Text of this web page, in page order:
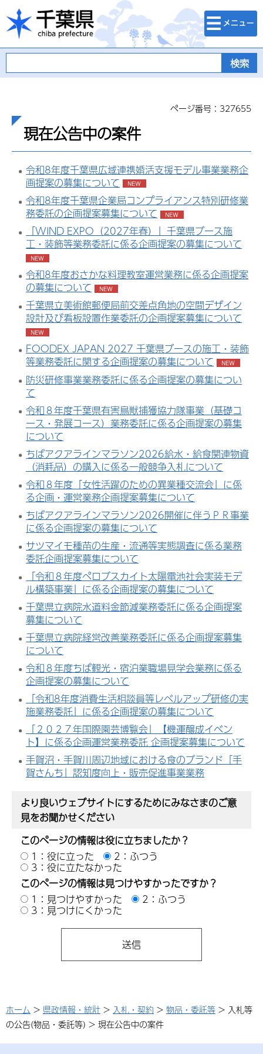
千葉県
検索・メニュ
ー
ページ番号：327655
現在公告中の案件
令和8年度千葉県広域連携婚活支援モデル事業業務企
画提案の募集について
令和8年度千葉県企業局コンプライアンス特別研修業
務委託の企画提案募集について
「WIND EXPO（2027年春）」千葉県ブース施
工・装飾等業務委託に係る企画提案の募集について
令和8年度おさかな料理教室運営業務に係る企画提案
の募集について
千葉県立美術館郵便局前交差点角地の空間デザイン
設計及び看板設置作業委託の企画提案募集について
FOODEX JAPAN 2027 千葉県ブースの施工・装飾
等業務委託に関する企画提案の募集について
防災研修事業業務委託に係る企画提案の募集につい
て
令和８年度千葉県有害鳥獣捕獲協力隊事業（基礎コ
ース・発展コース）業務委託に係る企画提案の募集
について
ちばアクアラインマラソン2026給水・給食関連物資
（消耗品）の購入に係る一般競争入札について
令和８年度「女性活躍のための異業種交流会」に係
る企画・運営業務企画提案募集について
ちばアクアラインマラソン2026開催に伴うＰＲ事業
に係る企画提案の募集について
サツマイモ種苗の生産・流通等実態調査に係る業務
委託企画提案募集について
「令和８年度ペロブスカイト太陽電池社会実装モデ
ル構築事業」に係る企画提案の募集について
千葉県立病院水道料金節減業務委託に係る企画提案
募集について
千葉県立病院経営改善業務委託に係る企画提案募集
について
令和８年度ちば観光・宿泊業職場見学会業務に係る
企画提案の募集について
「令和8年度消費生活相談員等レベルアップ研修の実
施業務委託」に係る企画提案の募集について
「２０２７年国際園芸博覧会」【機運醸成イベン
ト】に係る企画運営業務委託 企画提案募集について
手賀沼・手賀川周辺地域における食のブランド「手
賀さんち」認知度向上・販売促進事業業務
より良いウェブサイトにするためにみなさまのご意
見をお聞かせください
このページの情報は役に立ちましたか？
1：役に立った
2：ふつう
3：役に立たなかった
このページの情報は見つけやすかったですか？
1：見つけやすかった
2：ふつう
3：見つけにくかった
ホーム > 県政情報・統計 > 入札・契約 > 物品・委託等 > 入札等
の公告(物品・委託等) > 現在公告中の案件